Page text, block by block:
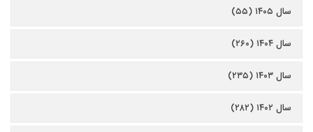
سال ۱۴۰۵ (۵۵)
سال ۱۴۰۴ (۲۶۰)
سال ۱۴۰۳ (۲۳۵)
سال ۱۴۰۲ (۲۸۲)